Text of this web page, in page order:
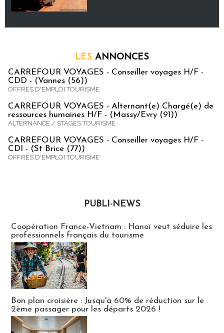
LES ANNONCES
CARREFOUR VOYAGES - Conseiller voyages H/F -
CDD - (Vannes (56))
OFFRES D'EMPLOI TOURISME
CARREFOUR VOYAGES - Alternant(e) Chargé(e) de
ressources humaines H/F - (Massy/Evry (91))
ALTERNANCE / STAGES TOURISME
CARREFOUR VOYAGES - Conseiller voyages H/F -
CDI - (St Brice (77))
OFFRES D'EMPLOI TOURISME
PUBLI-NEWS
Coopération France-Vietnam : Hanoï veut séduire les
professionnels français du tourisme
Bon plan croisière : Jusqu'à 60% de réduction sur le
2ème passager pour les départs 2026 !